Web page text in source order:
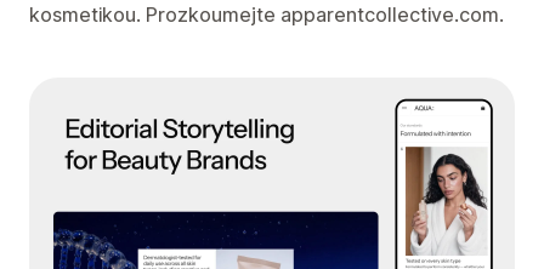
kosmetikou. Prozkoumejte apparentcollective.com.